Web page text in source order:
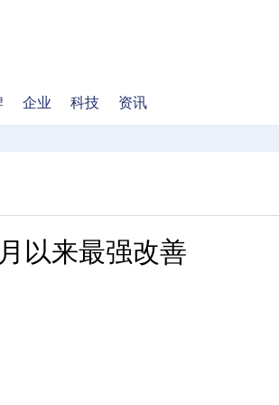
企业 科技 资讯
以来最强改善